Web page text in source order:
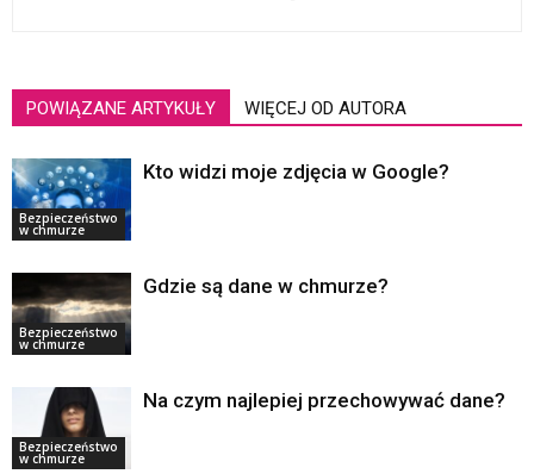
POWIĄZANE ARTYKUŁY WIĘCEJ OD AUTORA
Bezpieczeństwo
w chmurze
Kto widzi moje zdjęcia w Google?
Bezpieczeństwo
w chmurze
Gdzie są dane w chmurze?
Bezpieczeństwo
w chmurze
Na czym najlepiej przechowywać dane?